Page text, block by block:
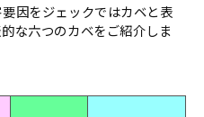
因をジェックではカベと表
な六つのカベをご紹介しま